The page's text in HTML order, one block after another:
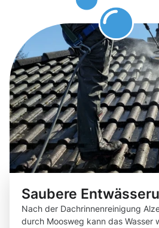
Saubere
Nach der Dachrinnenreinigung
durch Moosweg kann das Wasser